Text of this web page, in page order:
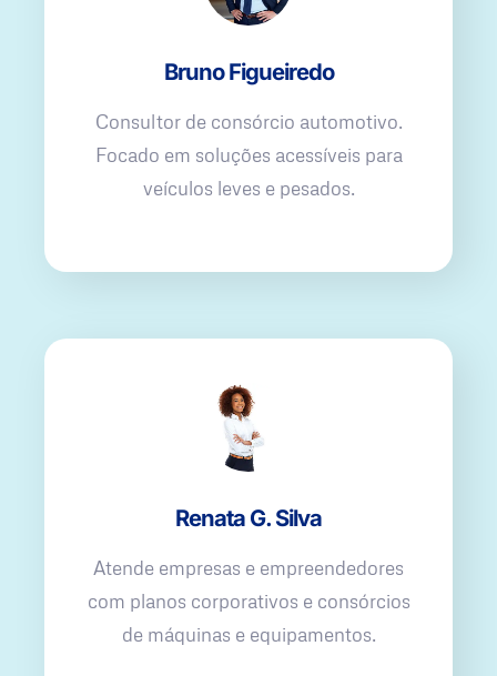
Bruno Figueiredo
Consultor de consórcio automotivo.
Focado em soluções acessíveis para
veículos leves e pesados.
Renata G. Silva
Atende empresas e empreendedores
com planos corporativos e consórcios
de máquinas e equipamentos.